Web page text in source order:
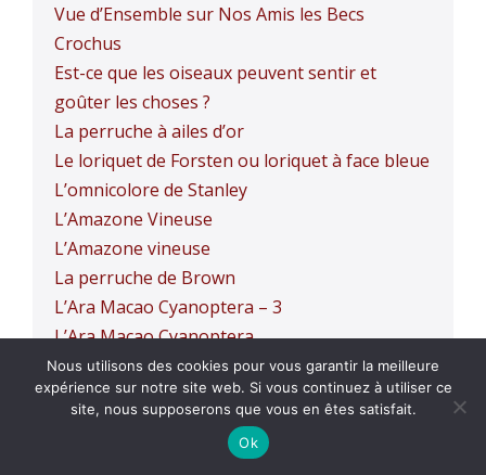
Vue d’Ensemble sur Nos Amis les Becs
Crochus
Est-ce que les oiseaux peuvent sentir et
goûter les choses ?
La perruche à ailes d’or
Le loriquet de Forsten ou loriquet à face bleue
L’omnicolore de Stanley
L’Amazone Vineuse
L’Amazone vineuse
La perruche de Brown
L’Ara Macao Cyanoptera – 3
L’Ara Macao Cyanoptera
L’Ara Macao Cyanoptera – 1
LA MAIN, l’être inconnu
La conure couronnée
Nous utilisons des cookies pour vous garantir la meilleure
expérience sur notre site web. Si vous continuez à utiliser ce
site, nous supposerons que vous en êtes satisfait.
Ok